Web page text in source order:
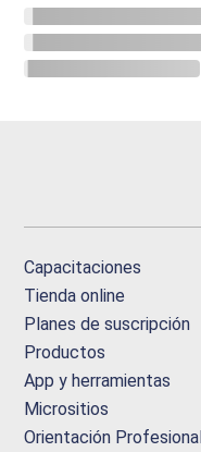
Capacitaciones
Tienda online
Planes de suscripción
Productos
App y herramientas
Micrositios
Orientación Profesional